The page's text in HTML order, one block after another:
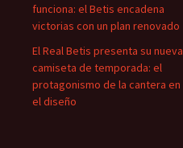
funciona: el Betis encadena
victorias con un plan renovado
El Real Betis presenta su nueva
camiseta de temporada: el
protagonismo de la cantera en
el diseño